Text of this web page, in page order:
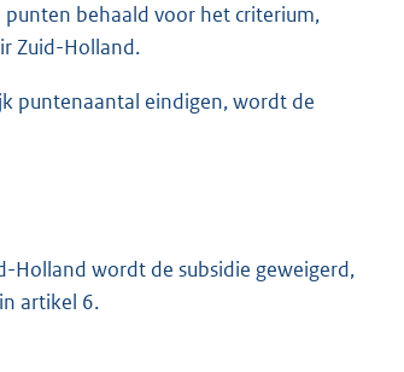
behaald voor het criterium,
Zuid-Holland.
puntenaantal eindigen, wordt de
Holland wordt de subsidie geweigerd,
artikel 6.